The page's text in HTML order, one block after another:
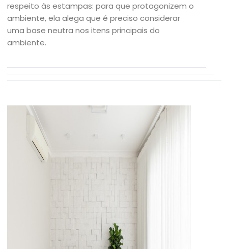
respeito às estampas: para que protagonizem o
ambiente, ela alega que é preciso considerar
uma base neutra nos itens principais do
ambiente.